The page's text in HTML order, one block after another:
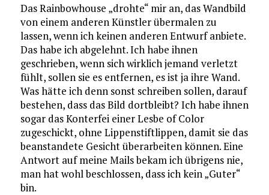
Das Rainbowhouse „drohte“ mir an, das Wandbild
von einem anderen Künstler übermalen zu
lassen, wenn ich keinen anderen Entwurf anbiete.
Das habe ich abgelehnt. Ich habe ihnen
geschrieben, wenn sich wirklich jemand verletzt
fühlt, sollen sie es entfernen, es ist ja ihre Wand.
Was hätte ich denn sonst schreiben sollen, darauf
bestehen, dass das Bild dortbleibt? Ich habe ihnen
sogar das Konterfei einer Lesbe of Color
zugeschickt, ohne Lippenstiftlippen, damit sie das
beanstandete Gesicht überarbeiten können. Eine
Antwort auf meine Mails bekam ich übrigens nie,
man hat wohl beschlossen, dass ich kein „Guter“
bin.